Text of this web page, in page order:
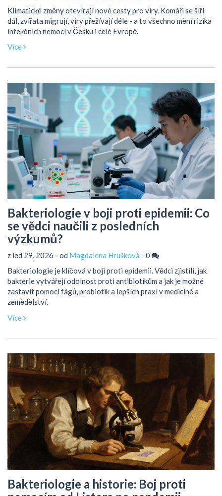
Klimatické změny otevírají nové cesty pro viry. Komáři se šíří
dál, zvířata migrují, viry přežívají déle - a to všechno mění rizika
infekčních nemocí v Česku i celé Evropě.
Více
Bakteriologie v boji proti epidemii: Co
se vědci naučili z posledních
výzkumů?
z led 29, 2026 - od Magdalena Hrušková - 0
Bakteriologie je klíčová v boji proti epidemii. Vědci zjistili, jak
bakterie vytvářejí odolnost proti antibiotikům a jak je možné
zastavit pomocí fágů, probiotik a lepších praxí v medicíně a
zemědělství.
Více
Bakteriologie a historie: Boj proti